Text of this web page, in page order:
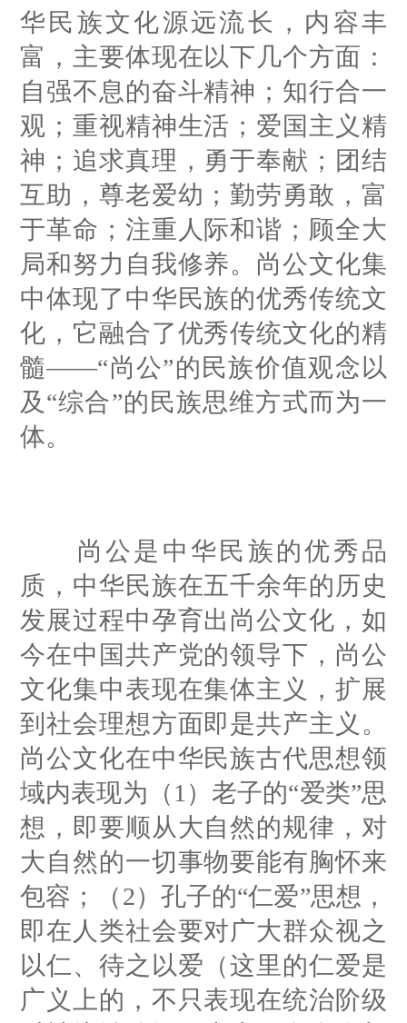
华民族文化源远流长，内容丰
富，主要体现在以下几个方面：
自强不息的奋斗精神；知行合一
观；重视精神生活；爱国主义精
神；追求真理，勇于奉献；团结
互助，尊老爱幼；勤劳勇敢，富
于革命；注重人际和谐；顾全大
局和努力自我修养。尚公文化集
中体现了中华民族的优秀传统文
化，它融合了优秀传统文化的精
髓——“尚公”的民族价值观念以
及“综合”的民族思维方式而为一
体。
尚公是中华民族的优秀品
质，中华民族在五千余年的历史
发展过程中孕育出尚公文化，如
今在中国共产党的领导下，尚公
文化集中表现在集体主义，扩展
到社会理想方面即是共产主义。
尚公文化在中华民族古代思想领
域内表现为（1）老子的“爱类”思
想，即要顺从大自然的规律，对
大自然的一切事物要能有胸怀来
包容；（2）孔子的“仁爱”思想，
即在人类社会要对广大群众视之
以仁、待之以爱（这里的仁爱是
广义上的，不只表现在统治阶级